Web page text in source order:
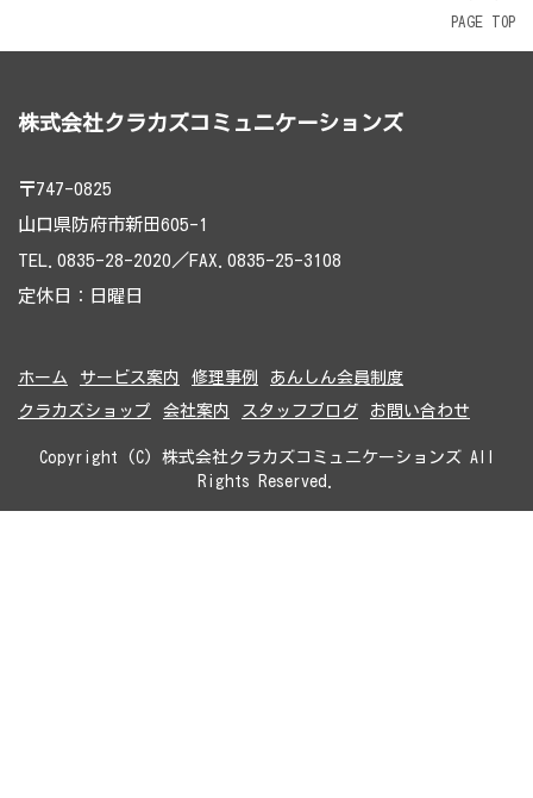
PAGE TOP
株式会社クラカズコミュニケーションズ
〒747-0825
山口県防府市新田605-1
TEL.0835-28-2020／FAX.0835-25-3108
定休日：日曜日
ホーム サービス案内 修理事例
あんしん会員制度
クラカズショップ
会社案内 スタッフブログ お問い合わせ
Copyright (C) 株式会社クラカズコミュニケーションズ All
Rights Reserved.